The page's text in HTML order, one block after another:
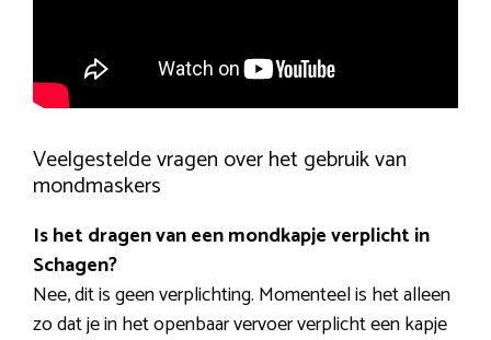
Veelgestelde vragen over het gebruik van
mondmaskers
Is het dragen van een mondkapje verplicht in
Schagen?
Nee, dit is geen verplichting. Momenteel is het alleen
zo dat je in het openbaar vervoer verplicht een kapje